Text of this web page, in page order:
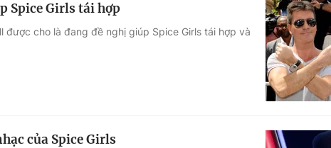
Spice Girls tái hợp
cho là đang đề nghị giúp Spice Girls tái hợp và
của Spice Girls